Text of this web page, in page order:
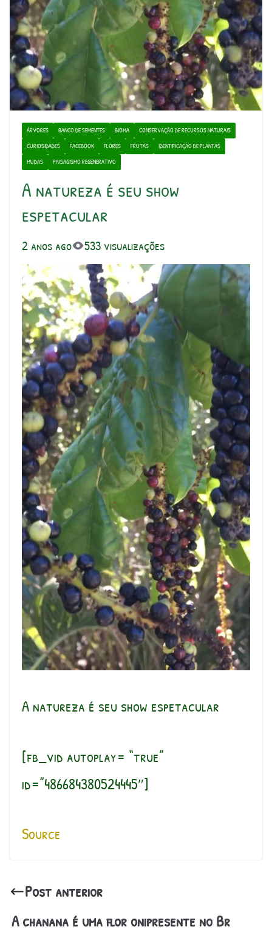
ÁRVORES BANCO DE SEMENTES BIOMA
CONSERVAÇÃO DE RECURSOS NATURAIS
CURIOSIDADES
FACEBOOK FLORES FRUTAS
IDENTIFICAÇÃO DE PLANTAS
MUDAS
PAISAGISMO REGENERATIVO
A natureza é seu show
espetacular
2 anos ago 533 visualizações
A natureza é seu show espetacular
[fb_vid autoplay= “true”
id=”486684380524445″]
Source
Post anterior
A chanana é uma flor onipresente no Br